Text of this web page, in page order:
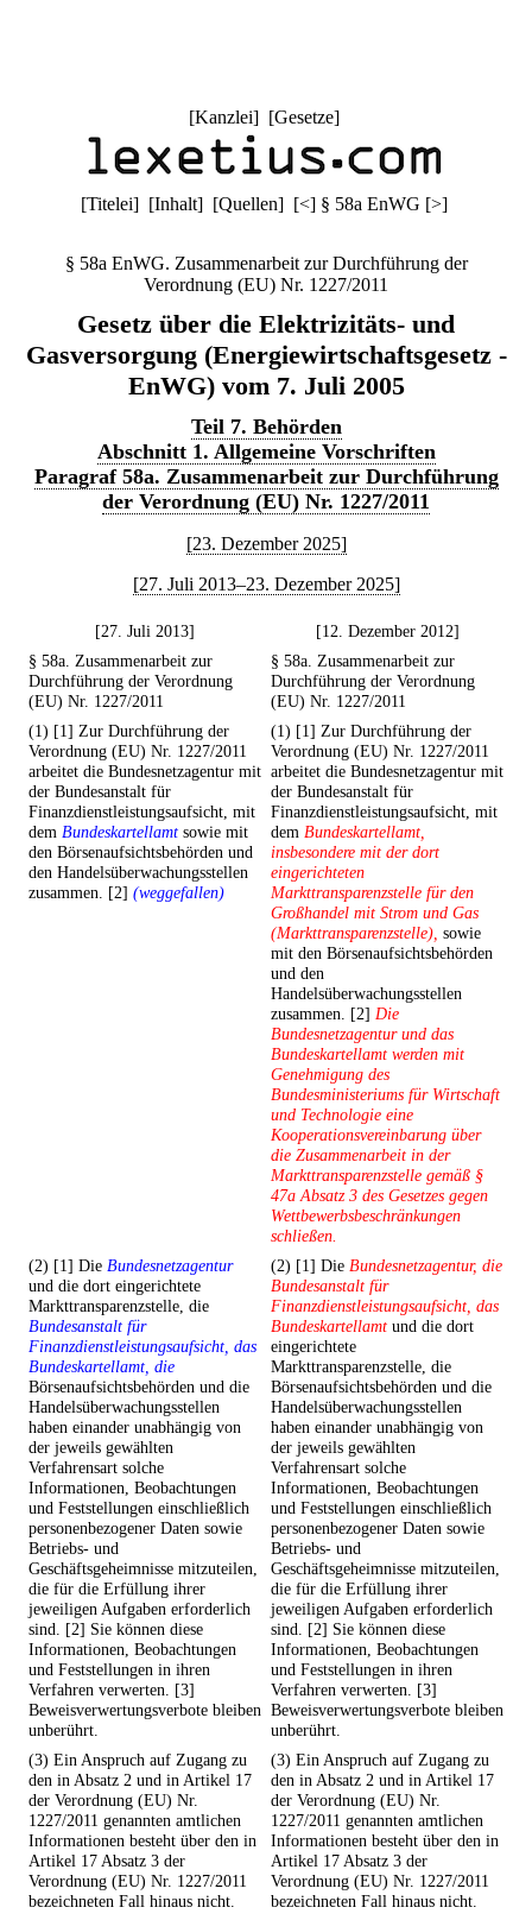
[Kanzlei] [Gesetze]
[Titelei] [Inhalt] [Quellen] [<] § 58a EnWG [>]
§ 58a EnWG. Zusammenarbeit zur Durchführung der
Verordnung (EU) Nr. 1227/2011
Gesetz über die Elektrizitäts- und
Gasversorgung (Energiewirtschaftsgesetz -
EnWG) vom 7. Juli 2005
Teil 7. Behörden
Abschnitt 1. Allgemeine Vorschriften
Paragraf 58a. Zusammenarbeit zur Durchführung
der Verordnung (EU) Nr. 1227/2011
[23. Dezember 2025]
[27. Juli 2013–23. Dezember 2025]
[27. Juli 2013]
[12. Dezember 2012]
§ 58a. Zusammenarbeit zur
Durchführung der Verordnung
(EU) Nr. 1227/2011
§ 58a. Zusammenarbeit zur
Durchführung der Verordnung
(EU) Nr. 1227/2011
(1) [1] Zur Durchführung der
Verordnung (EU) Nr. 1227/2011
arbeitet die Bundesnetzagentur mit
der Bundesanstalt für
Finanzdienstleistungsaufsicht, mit
dem Bundeskartellamt sowie mit
den Börsenaufsichtsbehörden und
den Handelsüberwachungsstellen
zusammen. [2] (weggefallen)
(1) [1] Zur Durchführung der
Verordnung (EU) Nr. 1227/2011
arbeitet die Bundesnetzagentur mit
der Bundesanstalt für
Finanzdienstleistungsaufsicht, mit
dem Bundeskartellamt,
insbesondere mit der dort
eingerichteten
Markttransparenzstelle für den
Großhandel mit Strom und Gas
(Markttransparenzstelle), sowie
mit den Börsenaufsichtsbehörden
und den
Handelsüberwachungsstellen
zusammen. [2] Die
Bundesnetzagentur und das
Bundeskartellamt werden mit
Genehmigung des
Bundesministeriums für Wirtschaft
und Technologie eine
Kooperationsvereinbarung über
die Zusammenarbeit in der
Markttransparenzstelle gemäß §
47a Absatz 3 des Gesetzes gegen
Wettbewerbsbeschränkungen
schließen.
(2) [1] Die Bundesnetzagentur
und die dort eingerichtete
Markttransparenzstelle, die
Bundesanstalt für
Finanzdienstleistungsaufsicht, das
Bundeskartellamt, die
Börsenaufsichtsbehörden und die
Handelsüberwachungsstellen
haben einander unabhängig von
der jeweils gewählten
Verfahrensart solche
Informationen, Beobachtungen
und Feststellungen einschließlich
personenbezogener Daten sowie
Betriebs- und
Geschäftsgeheimnisse mitzuteilen,
die für die Erfüllung ihrer
jeweiligen Aufgaben erforderlich
sind. [2] Sie können diese
Informationen, Beobachtungen
und Feststellungen in ihren
Verfahren verwerten. [3]
Beweisverwertungsverbote bleiben
unberührt.
(2) [1] Die Bundesnetzagentur, die
Bundesanstalt für
Finanzdienstleistungsaufsicht, das
Bundeskartellamt und die dort
eingerichtete
Markttransparenzstelle, die
Börsenaufsichtsbehörden und die
Handelsüberwachungsstellen
haben einander unabhängig von
der jeweils gewählten
Verfahrensart solche
Informationen, Beobachtungen
und Feststellungen einschließlich
personenbezogener Daten sowie
Betriebs- und
Geschäftsgeheimnisse mitzuteilen,
die für die Erfüllung ihrer
jeweiligen Aufgaben erforderlich
sind. [2] Sie können diese
Informationen, Beobachtungen
und Feststellungen in ihren
Verfahren verwerten. [3]
Beweisverwertungsverbote bleiben
unberührt.
(3) Ein Anspruch auf Zugang zu
den in Absatz 2 und in Artikel 17
der Verordnung (EU) Nr.
1227/2011 genannten amtlichen
Informationen besteht über den in
Artikel 17 Absatz 3 der
Verordnung (EU) Nr. 1227/2011
bezeichneten Fall hinaus nicht.
(3) Ein Anspruch auf Zugang zu
den in Absatz 2 und in Artikel 17
der Verordnung (EU) Nr.
1227/2011 genannten amtlichen
Informationen besteht über den in
Artikel 17 Absatz 3 der
Verordnung (EU) Nr. 1227/2011
bezeichneten Fall hinaus nicht.